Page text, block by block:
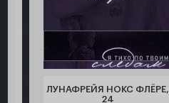
ЛУНАФРЕЙЯ НОКС ФЛЁРЕ,
24